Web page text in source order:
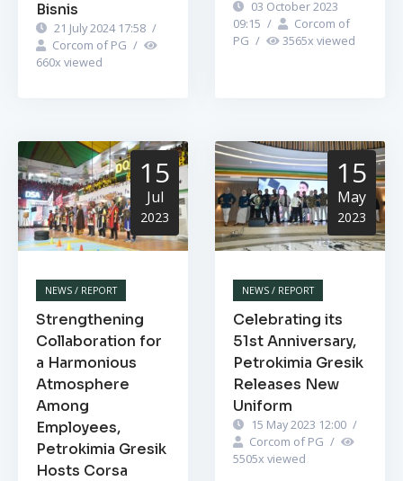
Bisnis
21 July 2024 17:58 /
Corcom of PG /
660x viewed
03 October 2023
09:15 /
Corcom of
PG / 3565x viewed
15
Jul
2023
NEWS / REPORT
Strengthening
Collaboration for
a Harmonious
Atmosphere
Among
Employees,
Petrokimia Gresik
Hosts Corsa
15
May
2023
NEWS / REPORT
Celebrating its
51st Anniversary,
Petrokimia Gresik
Releases New
Uniform
15 May 2023 12:00 /
Corcom of PG /
5505x viewed